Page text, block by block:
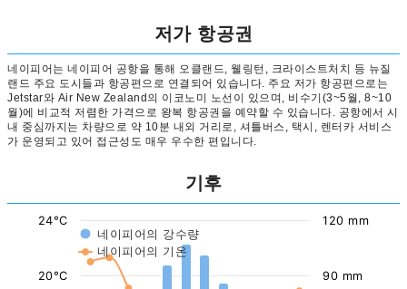
저가 항공권
네이피어는 네이피어 공항을 통해 오클랜드, 웰링턴, 크라이스트처치 등 뉴질
랜드 주요 도시들과 항공편으로 연결되어 있습니다. 주요 저가 항공편으로는
Jetstar와 Air New Zealand의 이코노미 노선이 있으며, 비수기(3~5월, 8~10
월)에 비교적 저렴한 가격으로 왕복 항공권을 예약할 수 있습니다. 공항에서 시
내 중심까지는 차량으로 약 10분 내외 거리로, 셔틀버스, 택시, 렌터카 서비스
가 운영되고 있어 접근성도 매우 우수한 편입니다.
기후
네이피어의 강수량
네이피어의 기온
20°C
24°C
90 mm
120 mm